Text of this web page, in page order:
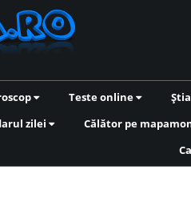
Teste online
zilei
Călător pe